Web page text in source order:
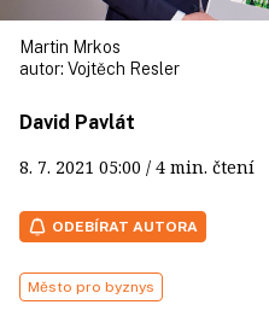
Martin Mrkos
autor: Vojtěch Resler
David Pavlát
8. 7. 2021 05:00 / 4 min. čtení
ODEBÍRAT AUTORA
Město pro byznys